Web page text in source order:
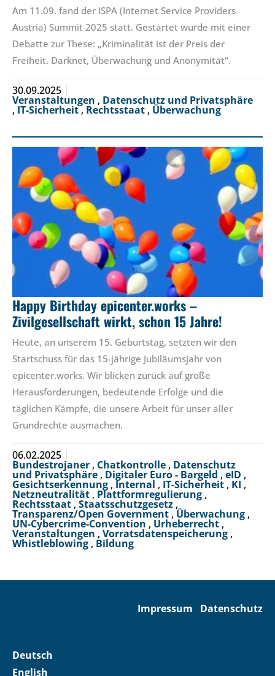
Am 11.09. fand der ISPA (Internet Service Providers
Austria) Summit 2025 statt. Gestartet wurde mit einer
Debatte zur These: „Kriminalität ist der Preis der
Freiheit. Darknet, Überwachung und Anonymität“.
30.09.2025
Veranstaltungen , Datenschutz und Privatsphäre
, IT-Sicherheit, Rechtsstaat , Überwachung
Happy Birthday epicenter.works –
Zivilgesellschaft wirkt, schon 15 Jahre!
Heute, an unserem 15. Geburtstag, setzten wir den
Startschuss für das 15-jährige Jubiläumsjahr von
epicenter.works. Wir blicken zurück auf große
Herausforderungen, bedeutende Erfolge und die
täglichen Kämpfe, die unsere Arbeit für unser aller
Grundrechte ausmachen.
06.02.2025
Bundestrojaner , Chatkontrolle , Datenschutz
und Privatsphäre , Digitaler Euro - Bargeld , eID ,
Gesichtserkennung , Internal , IT-Sicherheit , KI ,
Netzneutralität , Plattformregulierung ,
Rechtsstaat , Staatsschutzgesetz ,
Transparenz/Open Government ,Überwachung ,
UN-Cybercrime-Convention , Urheberrecht ,
Veranstaltungen , Vorratsdatenspeicherung ,
Whistleblowing , Bildung
Impressum Datenschutz
Deutsch
English